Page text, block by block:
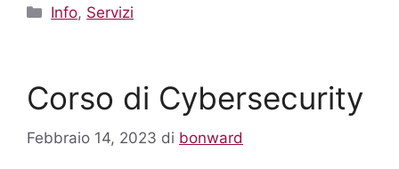
Info, Servizi
Corso di Cybersecurity
Febbraio 14, 2023 di bonward